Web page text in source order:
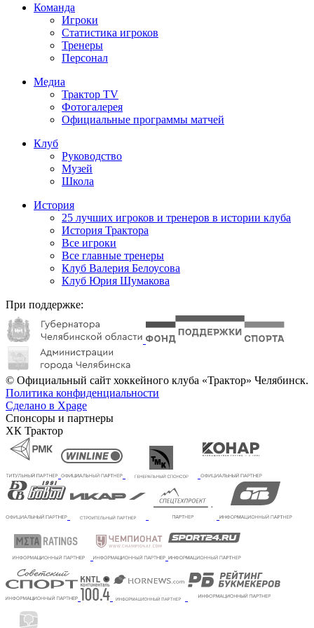
Команда
Игроки
Статистика игроков
Тренеры
Персонал
Медиа
Трактор TV
Фотогалерея
Официальные программы матчей
Клуб
Руководство
Музей
Школа
История
25 лучших игроков и тренеров в истории клуба
История Трактора
Все игроки
Все главные тренеры
Клуб Валерия Белоусова
Клуб Юрия Шумакова
При поддержке:
© Официальный сайт хоккейного клуба «Трактор» Челябинск.
Политика конфиденциальности
Сделано в Xpage
Спонсоры и партнеры
ХК Трактор